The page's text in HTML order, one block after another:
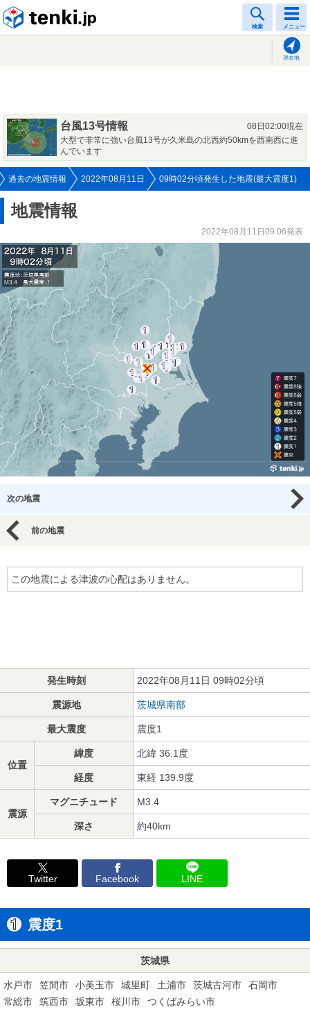
検索 メニュー
現在地
台風13号情報
08日02:00現在
大型で非常に強い台風13号が久米島の北西約50kmを西南西に進
んでいます
過去の地震情報 2022年08月11日 09時02分頃発生した地震(最大震度1)
地震情報
2022年08月11日09:06発表
次の地震
前の地震
この地震による津波の心配はありません。
発生時刻 2022年08月11日 09時02分頃
震源地 茨城県南部
最大震度 震度1
位置
緯度 北緯 36.1度
経度 東経 139.9度
震源
マグニチュード M3.4
深さ 約40km
Twitter Facebook LINE
震度1
茨城県
水戸市 笠間市 小美玉市 城里町 土浦市 茨城古河市
石岡市
常総市
筑西市 坂東市 桜川市 つくばみらい市